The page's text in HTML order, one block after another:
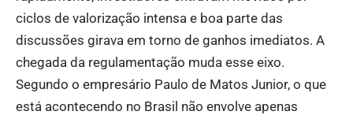
ciclos de valorização intensa e boa parte das
discussões girava em torno de ganhos imediatos. A
chegada da regulamentação muda esse eixo.
Segundo o empresário Paulo de Matos Junior, o que
está acontecendo no Brasil não envolve apenas